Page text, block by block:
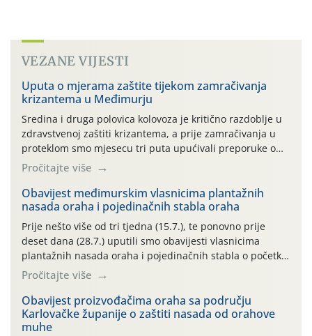
VEZANE VIJESTI
Uputa o mjerama zaštite tijekom zamračivanja
krizantema u Međimurju
Sredina i druga polovica kolovoza je kritično razdoblje u
zdravstvenoj zaštiti krizantema, a prije zamračivanja u
proteklom smo mjesecu tri puta upućivali preporuke o
preventivnim mjerama zaštite krizantema od najčešćih
uzročnika bolesti, štetnika i fito-fagnih grinja (23.7., 14.7.,
06.7.)! Na početku ovog mjeseca je zabilježeno je
povijesno i ekstremno vruće meteorološko razdoblje, uz
najviše temperature […]
Pročitajte više
Obavijest međimurskim vlasnicima plantažnih
nasada oraha i pojedinačnih stabla oraha
Prije nešto više od tri tjedna (15.7.), te ponovno prije
deset dana (28.7.) uputili smo obavijesti vlasnicima
plantažnih nasada oraha i pojedinačnih stabla o početku
leta i ovogodišnjoj potrebi usmjerenog suzbijanja
orahove muhe (Rhagoletis completa)! Već dvanaest dana
traje drugi ovogodišnji “toplinski udar”, koji naročito
izražen zadnja šest dana (31.7.-05.8.), jer najviše
temperature zraka svakodnevno […]
Pročitajte više
Obavijest proizvođačima oraha sa području
Karlovačke županije o zaštiti nasada od orahove
muhe